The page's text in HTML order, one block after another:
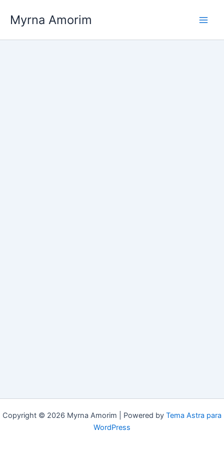
para
conteúdo
Myrna Amorim
Copyright © 2026 Myrna Amorim | Powered by Tema Astra para
WordPress